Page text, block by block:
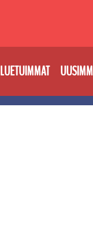
LUETUIMMAT